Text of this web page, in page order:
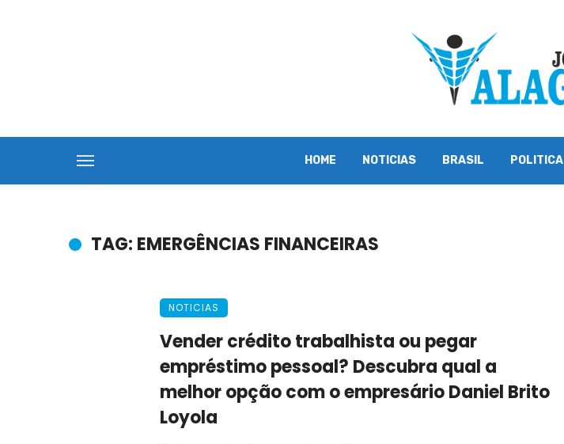
HOME NOTICIAS BRASIL POLITICA
TAG: EMERGÊNCIAS FINANCEIRAS
NOTICIAS
Vender crédito trabalhista ou pegar
empréstimo pessoal? Descubra qual a
melhor opção com o empresário Daniel Brito
Loyola